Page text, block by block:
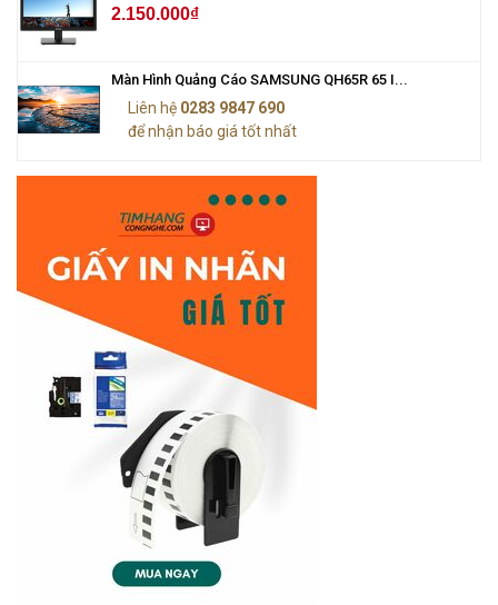
2.150.000₫
Màn Hình Quảng Cáo SAMSUNG QH65R 65 I...
Liên hệ 0283 9847 690
để nhận báo giá tốt nhất